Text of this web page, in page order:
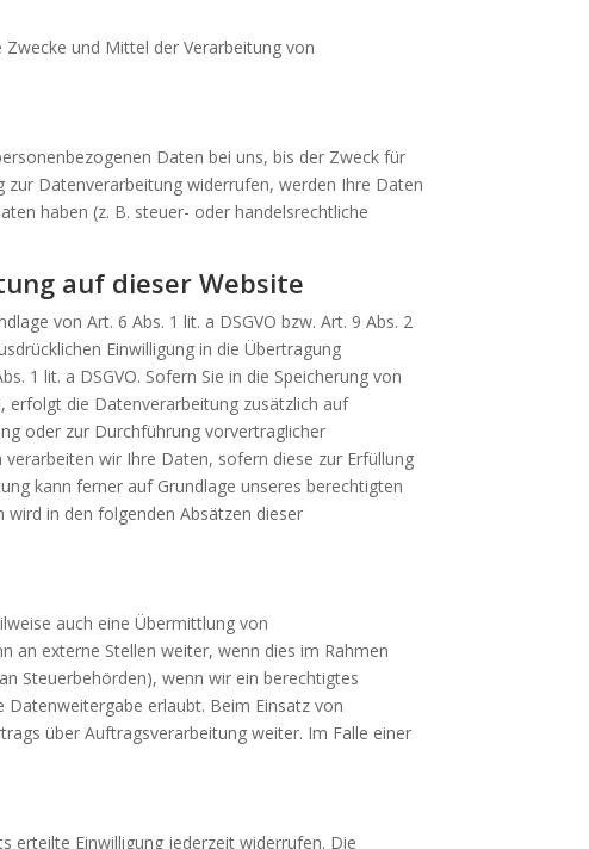
und Mittel der Verarbeitung von
Daten bei uns, bis der Zweck für
Datenverarbeitung widerrufen, werden Ihre Daten
haben (z. B. steuer- oder handelsrechtliche
auf dieser Website
von Art. 6 Abs. 1 lit. a DSGVO bzw. Art. 9 Abs. 2
Einwilligung in die Übertragung
1 lit. a DSGVO. Sofern Sie in die Speicherung von
erfolgt die Datenverarbeitung zusätzlich auf
oder zur Durchführung vorvertraglicher
wir Ihre Daten, sofern diese zur Erfüllung
kann ferner auf Grundlage unseres berechtigten
wird in den folgenden Absätzen dieser
auch eine Übermittlung von
an externe Stellen weiter, wenn dies im Rahmen
Steuerbehörden), wenn wir ein berechtigtes
Datenweitergabe erlaubt. Beim Einsatz von
über Auftragsverarbeitung weiter. Im Falle einer
erteilte Einwilligung jederzeit widerrufen. Die